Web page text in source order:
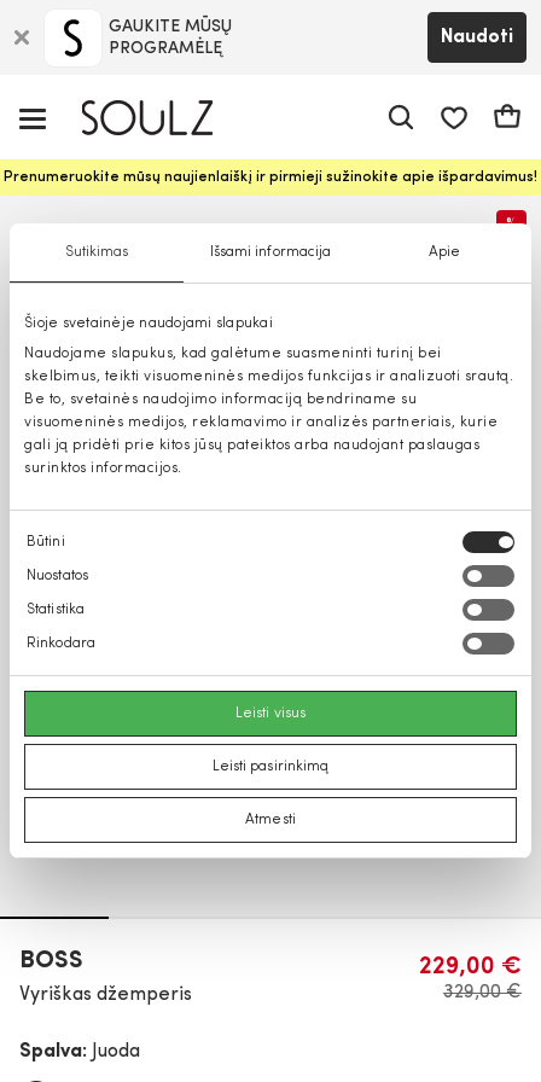
Sutikimas Išsami informacija Apie
Šioje svetainėje naudojami slapukai
Naudojame slapukus, kad galėtume suasmeninti turinį bei
skelbimus, teikti visuomeninės medijos funkcijas ir analizuoti srautą.
Be to, svetainės naudojimo informaciją bendriname su
visuomeninės medijos, reklamavimo ir analizės partneriais, kurie
gali ją pridėti prie kitos jūsų pateiktos arba naudojant paslaugas
surinktos informacijos.
Sutikimo
pasirinkimas
Būtini
Nuostatos
Statistika
Rinkodara
Leisti visus
Leisti pasirinkimą
Atmesti
GAUKITE MŪSŲ
PROGRAMĖLĘ
Naudoti
Prenumeruokite mūsų naujienlaiškį ir pirmieji sužinokite apie išpardavimus!
%
BOSS
Vyriškas džemperis
229,00 €
329,00 €
Spalva:
Juoda